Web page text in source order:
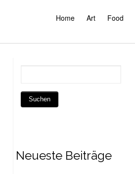
Home Art Food
Neueste Beiträge